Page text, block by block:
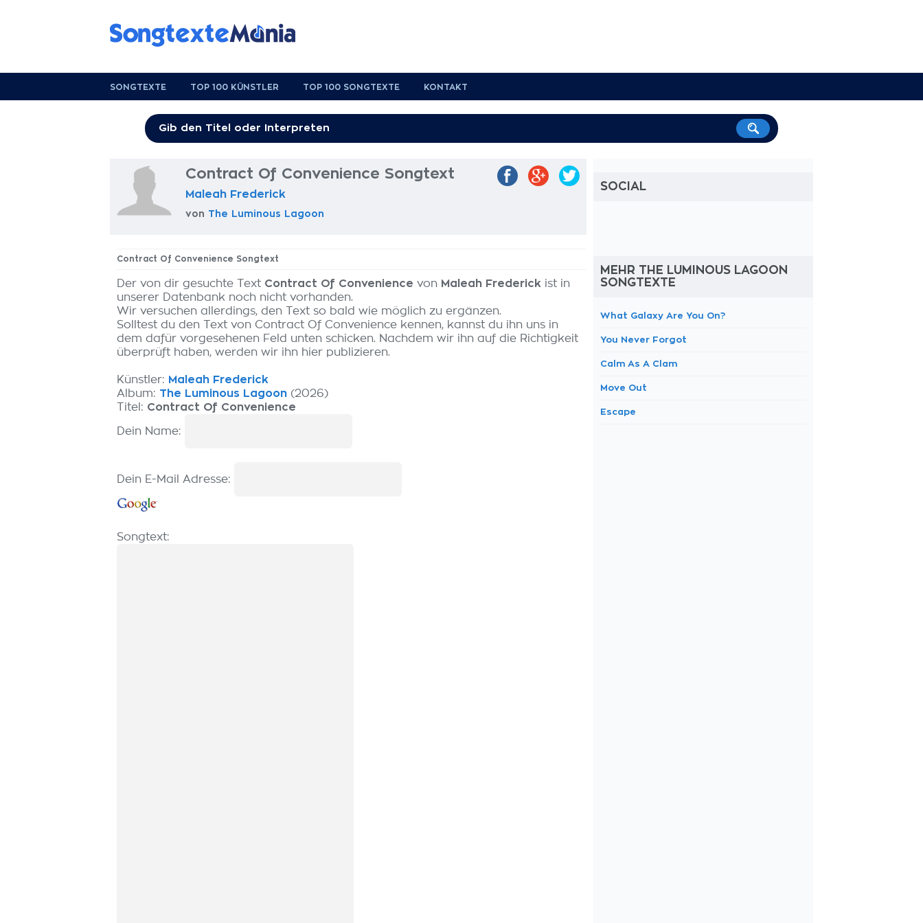
SONGTEXTE TOP 100 KÜNSTLER TOP 100 SONGTEXTE KONTAKT
Contract Of Convenience Songtext
Maleah Frederick
von The Luminous Lagoon
Contract Of Convenience Songtext
Der von dir gesuchte Text Contract Of Convenience von Maleah Frederick ist in
unserer Datenbank noch nicht vorhanden.
Wir versuchen allerdings, den Text so bald wie möglich zu ergänzen.
Solltest du den Text von Contract Of Convenience kennen, kannst du ihn uns in
dem dafür vorgesehenen Feld unten schicken. Nachdem wir ihn auf die Richtigkeit
überprüft haben, werden wir ihn hier publizieren.
Künstler: Maleah Frederick
Album: The Luminous Lagoon (2026)
Titel: Contract Of Convenience
Dein Name:
Dein E-Mail Adresse:
Songtext:
SOCIAL
MEHR THE LUMINOUS LAGOON
SONGTEXTE
What Galaxy Are You On?
You Never Forgot
Calm As A Clam
Move Out
Escape